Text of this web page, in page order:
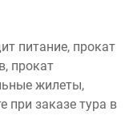
питание, прокат
прокат
жилеты,
при заказе тура в